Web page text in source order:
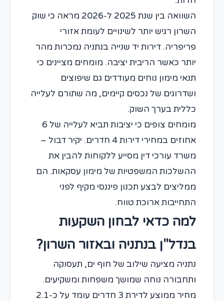
השוואה בין שנת 2025 ל-2026 מראה כי שוק
השרון רגיש יותר לשינויים לעומת אזורי
פריפריה. דירות יד שנייה בנתניה נמכרות מהר
יותר כאשר הריבית יציבה. מומחים מציינים כי
תנאי מימון נוחים מעודדים גם שיפוצים
ושדרוגים של נכסים קיימים, מה שתורם לעלייה
כללית בערך השוק.
מומחים צופים כי יציבות תביא לעלייה של 6
אחוזים במחירי דירות 4 חדרים. יקיר דבול –
משרד עורכי דין מסייע ללקוחות להבין את
ההשלכות המשפטיות של מימון עסקאות. הם
ממליצים לבצע תכנון פיננסי מקיף לפני
התחייבות ארוכת טווח.
למה כדאי לבחון השקעות
בנדל"ן בנתניה ובאזור השרון?
נתניה מציעה שילוב של חוף ים, תעסוקה
ותחבורה נוחה שמושך משפחות ומשקיעים.
מחיר ממוצע לדירת 3 חדרים עומד על כ-2.1